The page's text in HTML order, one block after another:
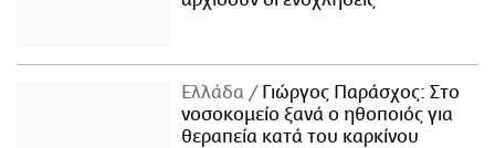
Ελλάδα
Γιώργος Παράσχος: Στο
νοσοκομείο ξανά ο ηθοποιός για
θεραπεία κατά του καρκίνου